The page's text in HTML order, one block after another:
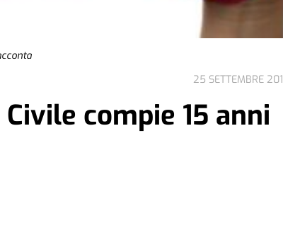
25 SETTEMBRE
compie 15 anni